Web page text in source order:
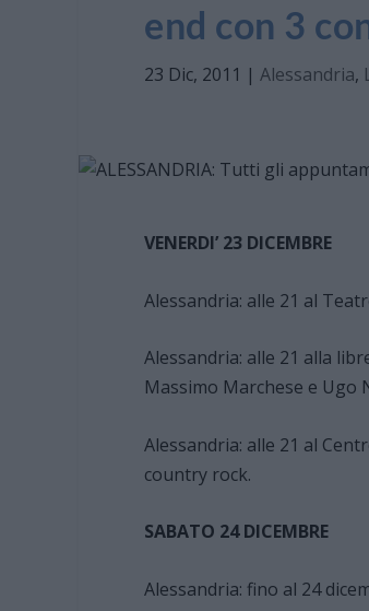
end con 3
23 Dic, 2011 | Alessandria,
VENERDI’ 23 DICEMBRE
Alessandria: alle 21 al
Alessandria: alle 21 alla
Massimo Marchese e Ugo
Alessandria: alle 21 al
country rock.
SABATO 24 DICEMBRE
Alessandria: fino al 24